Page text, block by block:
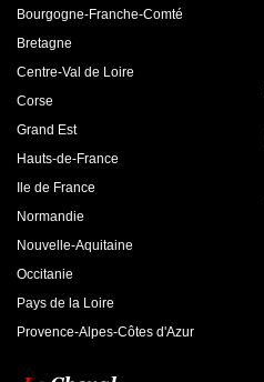
Bourgogne-Franche-Comté
Bretagne
Centre-Val de Loire
Corse
Grand Est
Hauts-de-France
Ile de France
Normandie
Nouvelle-Aquitaine
Occitanie
Pays de la Loire
Provence-Alpes-Côtes d'Azur